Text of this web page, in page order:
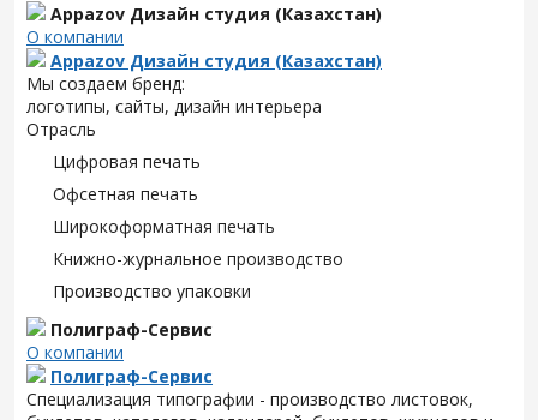
Appazov Дизайн студия (Казахстан)
О компании
Appazov Дизайн студия (Казахстан)
Мы создаем бренд:
логотипы, сайты, дизайн интерьера
Отрасль
Цифровая печать
Офсетная печать
Широкоформатная печать
Книжно-журнальное производство
Производство упаковки
Полиграф-Сервис
О компании
Полиграф-Сервис
Специализация типографии - производство листовок,